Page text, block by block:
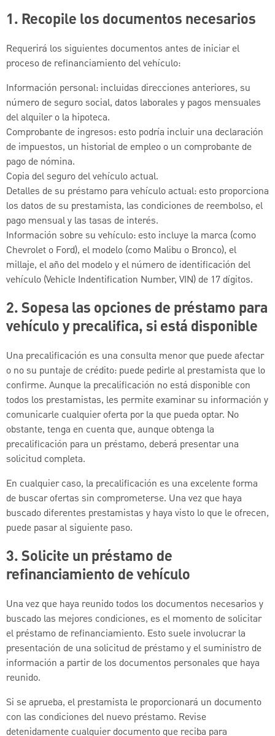
1. Recopile los documentos necesarios
Requerirá los siguientes documentos antes de iniciar el
proceso de refinanciamiento del vehículo:
Información personal: incluidas direcciones anteriores, su
número de seguro social, datos laborales y pagos mensuales
del alquiler o la hipoteca.
Comprobante de ingresos: esto podría incluir una declaración
de impuestos, un historial de empleo o un comprobante de
pago de nómina.
Copia del seguro del vehículo actual.
Detalles de su préstamo para vehículo actual: esto proporciona
los datos de su prestamista, las condiciones de reembolso, el
pago mensual y las tasas de interés.
Información sobre su vehículo: esto incluye la marca (como
Chevrolet o Ford), el modelo (como Malibu o Bronco), el
millaje, el año del modelo y el número de identificación del
vehículo (Vehicle Indentification Number, VIN) de 17 dígitos.
2. Sopesa las opciones de préstamo para
vehículo y precalifica, si está disponible
Una precalificación es una consulta menor que puede afectar
o no su puntaje de crédito: puede pedirle al prestamista que lo
confirme. Aunque la precalificación no está disponible con
todos los prestamistas, les permite examinar su información y
comunicarle cualquier oferta por la que pueda optar. No
obstante, tenga en cuenta que, aunque obtenga la
precalificación para un préstamo, deberá presentar una
solicitud completa.
En cualquier caso, la precalificación es una excelente forma
de buscar ofertas sin comprometerse. Una vez que haya
buscado diferentes prestamistas y haya visto lo que le ofrecen,
puede pasar al siguiente paso.
3. Solicite un préstamo de
refinanciamiento de vehículo
Una vez que haya reunido todos los documentos necesarios y
buscado las mejores condiciones, es el momento de solicitar
el préstamo de refinanciamiento. Esto suele involucrar la
presentación de una solicitud de préstamo y el suministro de
información a partir de los documentos personales que haya
reunido.
Si se aprueba, el prestamista le proporcionará un documento
con las condiciones del nuevo préstamo. Revise
detenidamente cualquier documento que reciba para